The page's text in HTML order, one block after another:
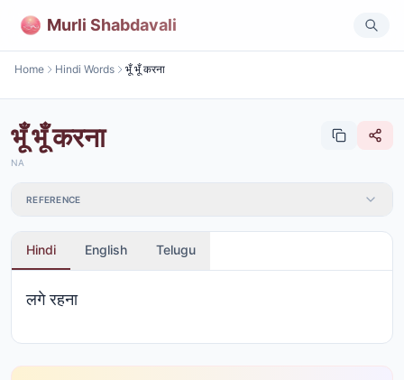
Murli Shabdavali
Home Hindi Words भूँ भूँ करना
भूँ भूँ करना
NA
REFERENCE
Hindi English Telugu
लगे रहना